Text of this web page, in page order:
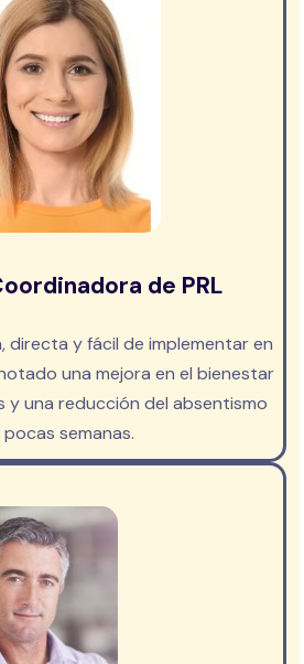
de PRL
directa y fácil de implementar en
una mejora en el bienestar
y una reducción del absentismo
pocas semanas.